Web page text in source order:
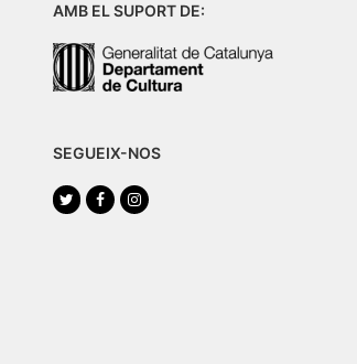
AMB EL SUPORT DE:
SEGUEIX-NOS
TwitterFacebookInstagram